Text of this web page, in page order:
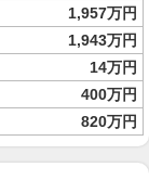
1,957万円
1,943万円
14万円
400万円
820万円